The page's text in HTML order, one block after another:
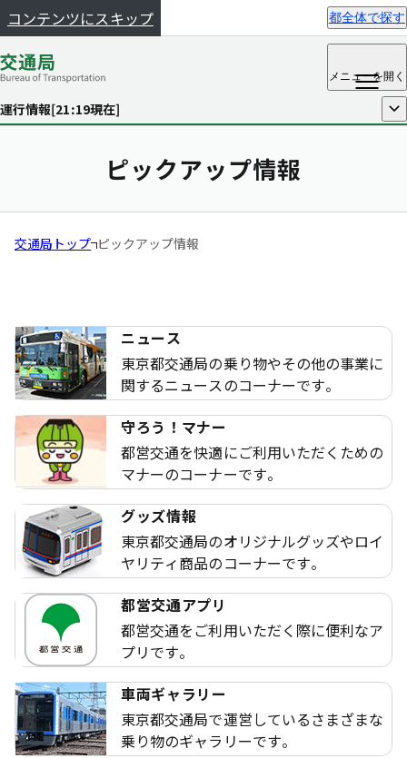
コンテンツにスキップ 都全体で探す
メニューを開く
運行情報[21:19現在] 開く
ピックアップ情報
交通局トップ ピックアップ情報
ニュース
東京都交通局の乗り物やその他の事業に
関するニュースのコーナーです。
守ろう！マナー
都営交通を快適にご利用いただくための
マナーのコーナーです。
グッズ情報
東京都交通局のオリジナルグッズやロイ
ヤリティ商品のコーナーです。
都営交通アプリ
都営交通をご利用いただく際に便利なア
プリです。
車両ギャラリー
東京都交通局で運営しているさまざまな
乗り物のギャラリーです。